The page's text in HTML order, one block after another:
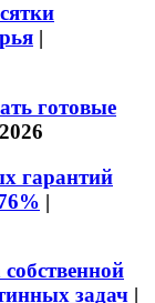
|
готовые
гарантий
|
задач |